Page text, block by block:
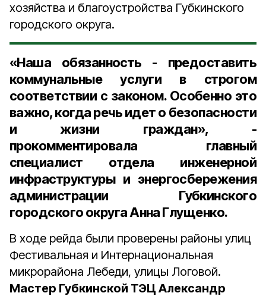
хозяйства и благоустройства Губкинского
городского округа.
«Наша обязанность - предоставить
коммунальные услуги в строгом
соответствии с законом. Особенно это
важно, когда речь идет о безопасности
и жизни граждан», -
прокомментировала главный
специалист отдела инженерной
инфраструктуры и энергосбережения
администрации Губкинского
городского округа Анна Глущенко.
В ходе рейда были проверены районы улиц
Фестивальная и Интернациональная
микрорайона Лебеди, улицы Логовой.
Мастер Губкинской ТЭЦ Александр